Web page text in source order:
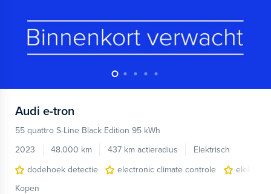
Audi e-tron
55 quattro S-Line Black Edition 95 kWh
2023
48.000 km 437 km actieradius
Elektrisch
dodehoek detectie
electronic climate controle
Kopen